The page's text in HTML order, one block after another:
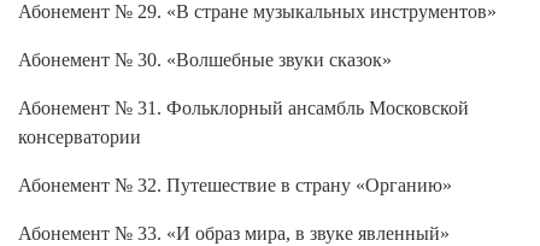
Абонемент № 29. «В стране музыкальных инструментов»
Абонемент № 30. «Волшебные звуки сказок»
Абонемент № 31. Фольклорный ансамбль Московской
консерватории
Абонемент № 32. Путешествие в страну «Органию»
Абонемент № 33. «И образ мира, в звуке явленный»